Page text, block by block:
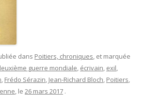
dans Poitiers, chroniques , et marquée
guerre mondiale écrivain exil
Frédo Sérazin Jean-Richard Bloch Poitiers
, le 26 mars 2017 .